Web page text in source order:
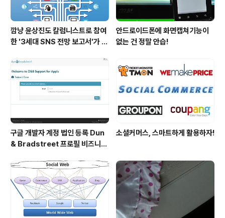
깜냥 윤상진도 칼럼니스트로 참여
한 '3세대 SNS 전망 보고서'가 발
안드로이드폰에 화면캡쳐기능이
없는 건 정말 안습!
구글 개발자 계정 법인 등록 Dun
& Bradstreet 프로필 비즈니스
소셜커머스, 스마트하게 활용하자!